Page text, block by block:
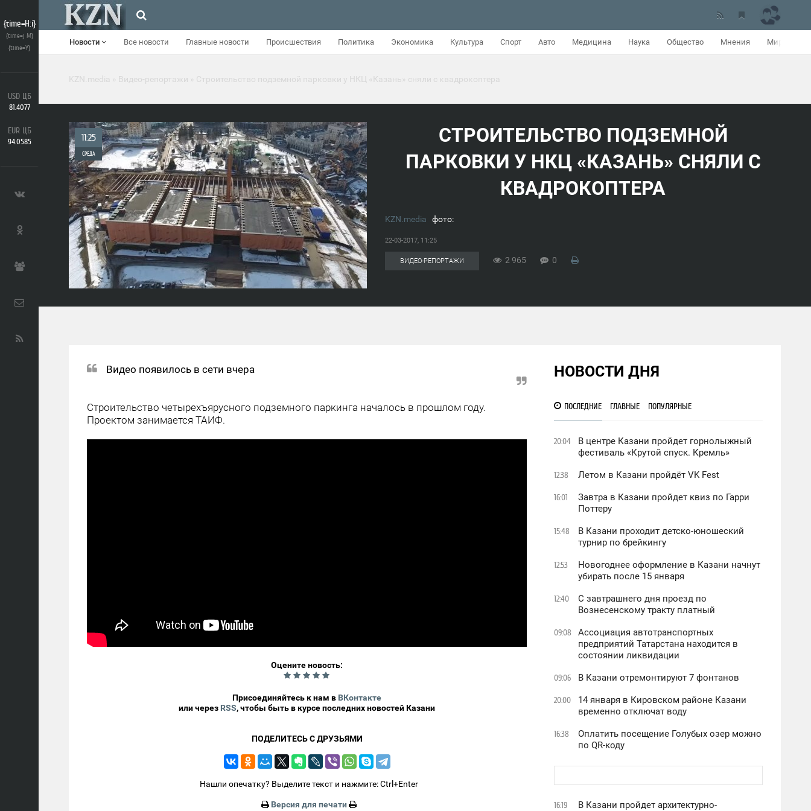
Новости Все новости Главные новости Происшествия Политика Экономика Культура Спорт Авто Медицина Наука Общество Мнения Мир
{time=H:i}
{time=j M}
{time=Y}
USD ЦБ
81.4077
EUR ЦБ
94.0585
KZN.media Видео-репортажи » Строительство подземной парковки у НКЦ «Казань» сняли с квадрокоптера
11:25
СРЕДА
0
2 965
СТРОИТЕЛЬСТВО ПОДЗЕМНОЙ
ПАРКОВКИ У НКЦ «КАЗАНЬ» СНЯЛИ С
КВАДРОКОПТЕРА
KZN.media фото:
22-03-2017, 11:25
ВИДЕО-РЕПОРТАЖИ 2 965 0
Видео появилось в сети вчера
Строительство четырехъярусного подземного паркинга началось в прошлом году.
Проектом занимается ТАИФ.
Оцените новость:
Присоединяйтесь к нам в ВКонтакте
или через RSS, чтобы быть в курсе последних новостей Казани
ПОДЕЛИТЕСЬ С ДРУЗЬЯМИ
Нашли опечатку? Выделите текст и нажмите: Ctrl+Enter
Версия для печати
НОВОСТИ ДНЯ
ПОСЛЕДНИЕ ГЛАВНЫЕ ПОПУЛЯРНЫЕ
20:04
В центре Казани пройдет горнолыжный
фестиваль «Крутой спуск. Кремль»
12:38 Летом в Казани пройдёт VK Fest
16:01
Завтра в Казани пройдет квиз по Гарри
Поттеру
15:48
В Казани проходит детско-юношеский
турнир по брейкингу
12:53
Новогоднее оформление в Казани начнут
убирать после 15 января
12:40
С завтрашнего дня проезд по
Вознесенскому тракту платный
09:08
Ассоциация автотранспортных
предприятий Татарстана находится в
состоянии ликвидации
09:06 В Казани отремонтируют 7 фонтанов
20:00
14 января в Кировском районе Казани
временно отключат воду
16:38
Оплатить посещение Голубых озер можно
по QR-коду
16:19 В Казани пройдет архитектурно-